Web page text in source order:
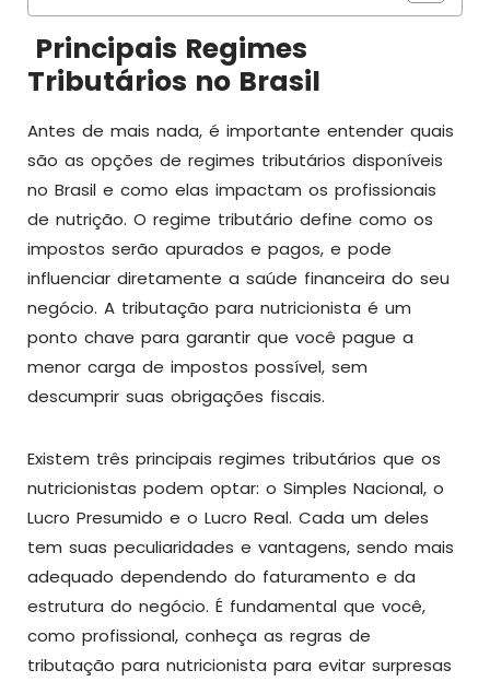
Principais Regimes
Tributários no Brasil
Antes de mais nada, é importante entender quais
são as opções de regimes tributários disponíveis
no Brasil e como elas impactam os profissionais
de nutrição. O regime tributário define como os
impostos serão apurados e pagos, e pode
influenciar diretamente a saúde financeira do seu
negócio. A tributação para nutricionista é um
ponto chave para garantir que você pague a
menor carga de impostos possível, sem
descumprir suas obrigações fiscais.
Existem três principais regimes tributários que os
nutricionistas podem optar: o Simples Nacional, o
Lucro Presumido e o Lucro Real. Cada um deles
tem suas peculiaridades e vantagens, sendo mais
adequado dependendo do faturamento e da
estrutura do negócio. É fundamental que você,
como profissional, conheça as regras de
tributação para nutricionista para evitar surpresas